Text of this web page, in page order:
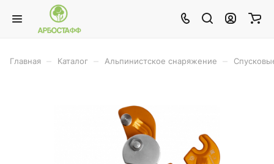
Главная Каталог Альпинистское снаряжение